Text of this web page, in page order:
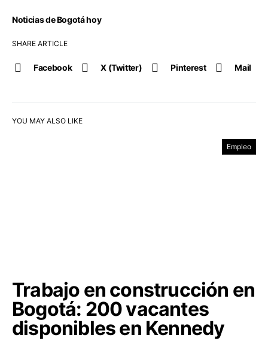
Noticias de Bogotá hoy
SHARE ARTICLE
Facebook X (Twitter) Pinterest Mail
YOU MAY ALSO LIKE
Empleo
Trabajo en construcción en
Bogotá: 200 vacantes
disponibles en Kennedy